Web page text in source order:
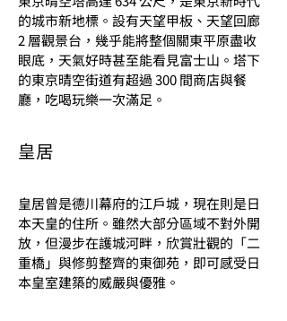
的城市新地標。設有天望甲板、天望回廊
2 層觀景台，幾乎能將整個關東平原盡收
眼底，天氣好時甚至能看見富士山。塔下
的東京晴空街道有超過 300 間商店與餐
廳，吃喝玩樂一次滿足。
皇居
皇居曾是德川幕府的江戶城，現在則是日
本天皇的住所。雖然大部分區域不對外開
放，但漫步在護城河畔，欣賞壯觀的「二
重橋」與修剪整齊的東御苑，即可感受日
本皇室建築的威嚴與優雅。